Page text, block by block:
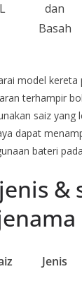
L
dan
Basah
model
terhampir
saiz yang
dapat
bateri
&
Jenis